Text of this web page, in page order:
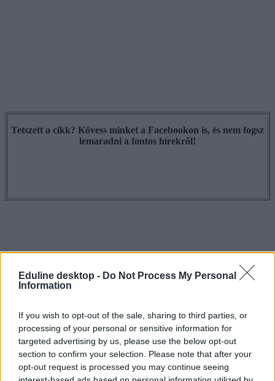
Eduline desktop - Do Not Process My Personal
Information
If you wish to opt-out of the sale, sharing to third parties, or
processing of your personal or sensitive information for
targeted advertising by us, please use the below opt-out
section to confirm your selection. Please note that after your
opt-out request is processed you may continue seeing
Tetszett a cikk? Kövess minket a Facebookon is, és nem fogsz
lemaradni a fontos hírekről!